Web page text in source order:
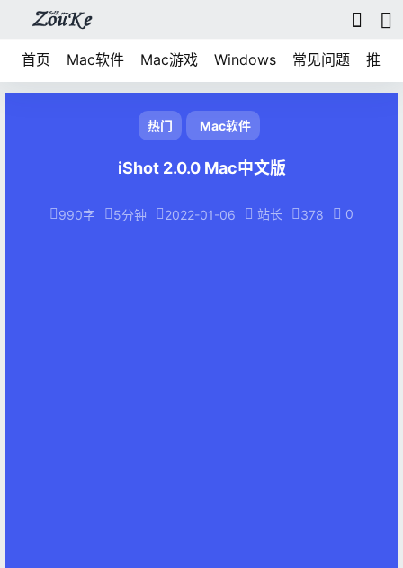
首页 Mac软件 Mac游戏 Windows 常见问题 推荐
热门 Mac软件
iShot 2.0.0 Mac中文版
990字 5分钟 2022-01-06 站长 378 0